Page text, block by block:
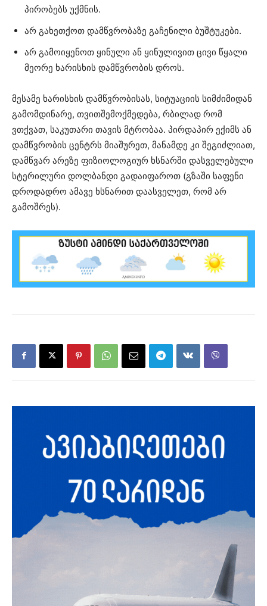
პირობებს უქმნის.
არ გახეთქოთ დამწვრობაზე გაჩენილი ბუშტუკები.
არ გამოიყენოთ ყინული ან ყინულივით ცივი წყალი
მეორე ხარისხის დამწვრობის დროს.
მესამე ხარისხის დამწვრობისას, სიტუაციის სიმძიმიდან
გამომდინარე, თვითშემოქმედება, რბილად რომ
ვთქვათ, საკუთარი თავის მტრობაა. პირდაპირ ექიმს ან
დამწვრობის ცენტრს მიაშურეთ, მანამდე კი შეგიძლიათ,
დამწვარ არეზე ფიზიოლოგიურ ხსნარში დასველებული
სტერილური დოლბანდი გადაიფაროთ (გზაში საფენი
დროდადრო ამავე ხსნარით დაასველეთ, რომ არ
გამოშრეს).